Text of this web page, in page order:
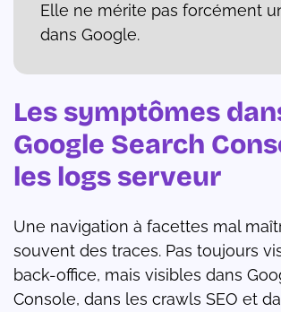
Elle ne mérite pas forcément
dans Google.
Les symptômes
Google Search
les logs serveur
Une navigation à facettes mal
souvent des traces. Pas toujours
back-office, mais visibles dans
Console, dans les crawls SEO et